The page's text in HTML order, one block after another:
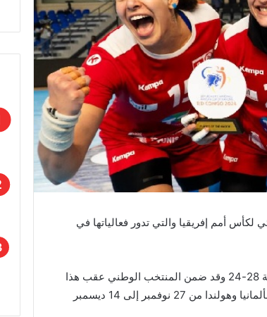
أمم إفريقيا والتي تدور فعالياتها في
وجاء هذا الترشح بعد الفوز على حساب منتخب الكونغو برازافيل بنتيجة 28-24 وقد ضمن المنتخب الوطني عقب هذا
الترشح المشاركة الرسمية في بطولة العالم للسيدات و التي ستقام بألمانيا وهولندا من 27 نوفمبر إلى 14 ديسمبر